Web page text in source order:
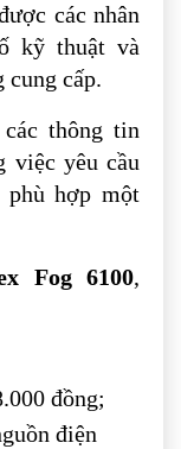
các nhân
kỹ thuật và
cung cấp.
thông tin
việc yêu cầu
phù hợp một
Fog 6100,
đồng;
điện